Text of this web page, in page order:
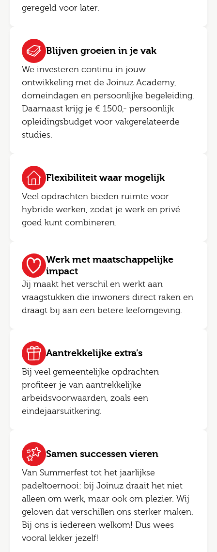
geregeld voor later.
Blijven groeien in je vak
We investeren continu in jouw
ontwikkeling met de Joinuz Academy,
domeindagen en persoonlijke begeleiding.
Daarnaast krijg je € 1500,- persoonlijk
opleidingsbudget voor vakgerelateerde
studies.
Flexibiliteit waar mogelijk
Veel opdrachten bieden ruimte voor
hybride werken, zodat je werk en privé
goed kunt combineren.
Werk met maatschappelijke
impact
Jij maakt het verschil en werkt aan
vraagstukken die inwoners direct raken en
draagt bij aan een betere leefomgeving.
Aantrekkelijke extra’s
Bij veel gemeentelijke opdrachten
profiteer je van aantrekkelijke
arbeidsvoorwaarden, zoals een
eindejaarsuitkering.
Samen successen vieren
Van Summerfest tot het jaarlijkse
padeltoernooi: bij Joinuz draait het niet
alleen om werk, maar ook om plezier. Wij
geloven dat verschillen ons sterker maken.
Bij ons is iedereen welkom! Dus wees
vooral lekker jezelf!